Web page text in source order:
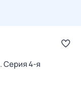
. Серия 4-я